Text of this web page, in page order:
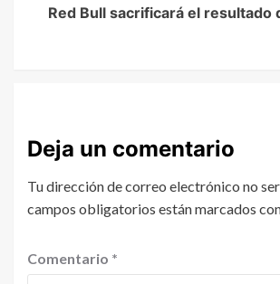
Red Bull sacrificará el resultado
Deja un comentario
Tu dirección de correo electrónico no
campos obligatorios están marcados
Comentario *